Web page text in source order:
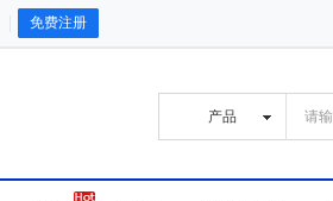
免费注册